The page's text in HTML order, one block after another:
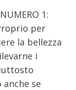
1:
per
la bellezza
i
se